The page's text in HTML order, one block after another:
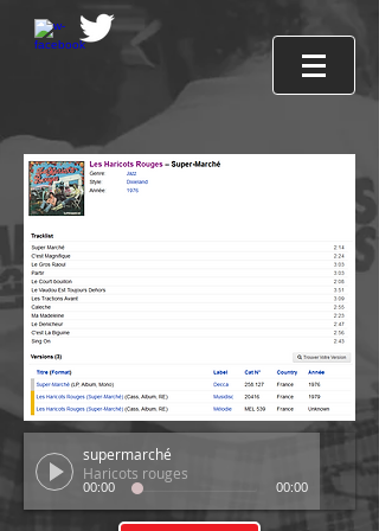
supermarché
Haricots rouges
00:00 00:00